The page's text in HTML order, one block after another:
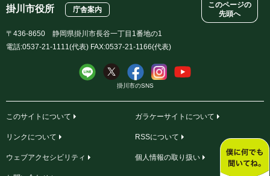
このページの
先頭へ
掛川市役所 庁舎案内
〒436-8650 静岡県掛川市長谷一丁目1番地の1
電話:0537-21-1111(代表) FAX:0537-21-1166(代表)
掛川市のSNS
このサイトについて ガラケーサイトについて
リンクについて RSSについて
ウェブアクセシビリティ 個人情報の取り扱い